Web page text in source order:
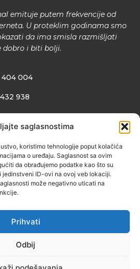
saglasnostima
koristimo tehnologije poput kolačića
o uređaju. Saglasnost sa ovim
da obrađujemo podatke kao što su
jedinstveni ID-ovi na ovoj veb lokaciji.
može negativno uticati na
Prihvati
Odbij
emituje putem frekvencije od
U proteklim godinama smo
da ima smisla razmišljati
dobro i biti bolji.
404 004
938
3. SPRAT), 72000 ZENICA